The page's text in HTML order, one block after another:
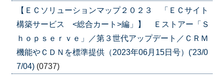
【ＥＣソリューションマップ２０２３ 「ＥＣサイト
構築サービス <総合カート>編」】 Ｅストアー「Ｓ
ｈｏｐｓｅｒｖｅ」／第３世代アップデート／ＣＲＭ
機能やＣＤＮを標準提供（2023年06月15日号）('23/0
7/04) (0737)